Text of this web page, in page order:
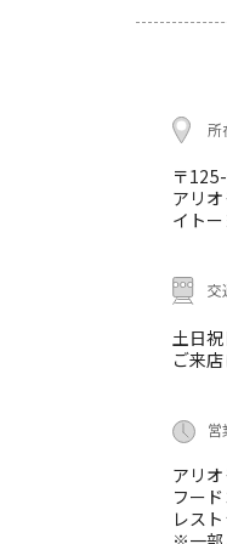
所
〒
アリ
イト
交
土日
ご来
営
アリ
フー
レス